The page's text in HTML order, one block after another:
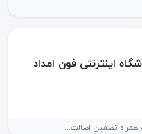
اینترنتی فون امداد
همراه تضمین اصالت...